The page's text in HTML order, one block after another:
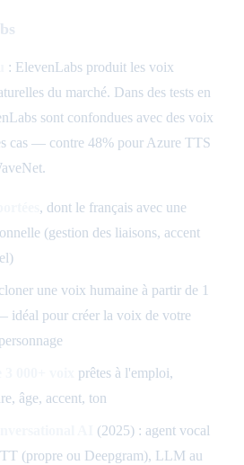
: ElevenLabs produit les voix
du marché. Dans des tests en
sont confondues avec des voix
cas — contre 48% pour Azure TTS
, dont le français avec une
(gestion des liaisons, accent
une voix humaine à partir de 1
idéal pour créer la voix de votre
prêtes à l'emploi,
âge, accent, ton
(2025) : agent vocal
(propre ou Deepgram), LLM au